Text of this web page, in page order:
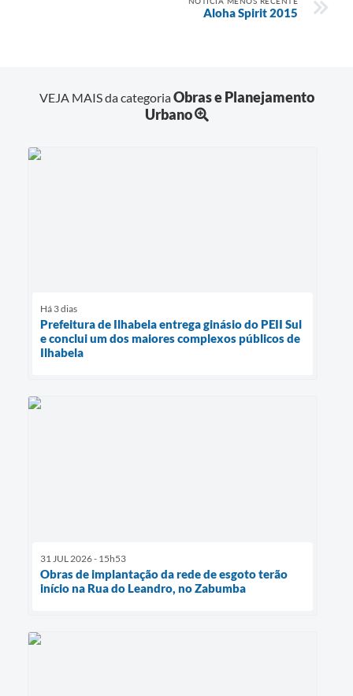
Aloha Spirit 2015
VEJA MAIS da categoriaObras e Planejamento
Urbano
Há 3 dias
Prefeitura de Ilhabela entrega ginásio do PEII Sul
e conclui um dos maiores complexos públicos de
Ilhabela
31 JUL 2026 - 15h53
Obras de implantação da rede de esgoto terão
início na Rua do Leandro, no Zabumba